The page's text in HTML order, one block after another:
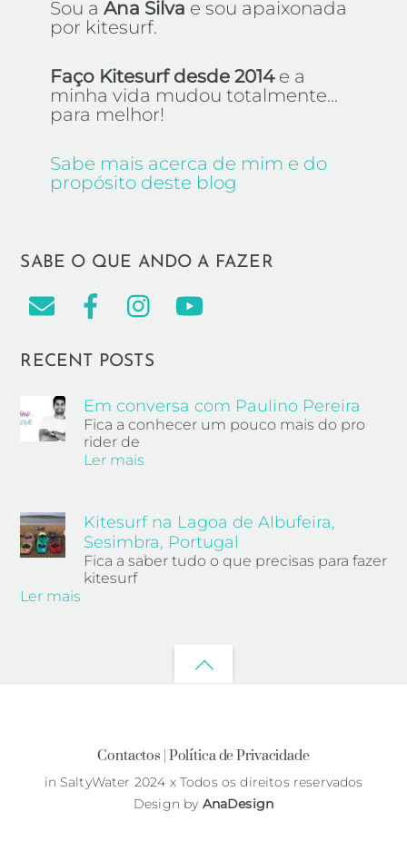
Sou a Ana Silva e sou apaixonada
por kitesurf.
Faço Kitesurf desde 2014e a
minha vida mudou totalmente...
para melhor!
Sabe mais acerca de mim e do
propósito deste blog
SABE O QUE ANDO A FAZER
RECENT POSTS
Em conversa com Paulino Pereira
Fica a conhecer um pouco mais do pro
rider de
Ler mais
Kitesurf na Lagoa de Albufeira,
Sesimbra, Portugal
Fica a saber tudo o que precisas para fazer
kitesurf
Ler mais
Back
Contactos |Política de Privacidade
in SaltyWater 2024 x Todos os direitos reservados
Design by AnaDesign